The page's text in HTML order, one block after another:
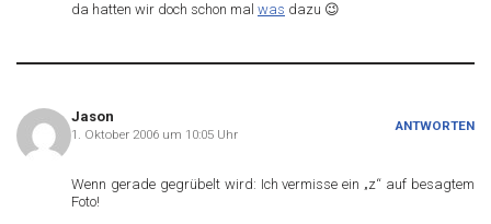
da hatten wir doch schon mal was dazu 😉
Jason
1. Oktober 2006 um 10:05 Uhr
ANTWORTEN
Wenn gerade gegrübelt wird: Ich vermisse ein „z“ auf besagtem
Foto!